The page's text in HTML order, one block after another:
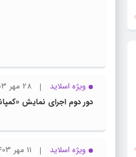
ویژه اسلاید
28 مهر 1403
دور دوم اجرای نمایش
ویژه اسلاید
11 مهر 1403